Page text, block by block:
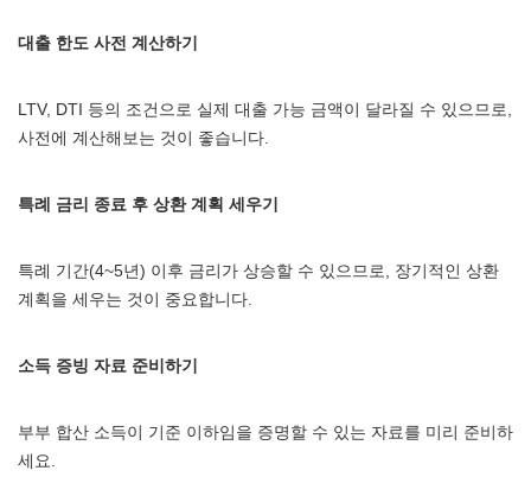
대출 한도 사전 계산하기
LTV, DTI 등의 조건으로 실제 대출 가능 금액이 달라질 수 있으므로,
사전에 계산해보는 것이 좋습니다.
특례 금리 종료 후 상환 계획 세우기
특례 기간(4~5년) 이후 금리가 상승할 수 있으므로, 장기적인 상환
계획을 세우는 것이 중요합니다.
소득 증빙 자료 준비하기
부부 합산 소득이 기준 이하임을 증명할 수 있는 자료를 미리 준비하
세요.